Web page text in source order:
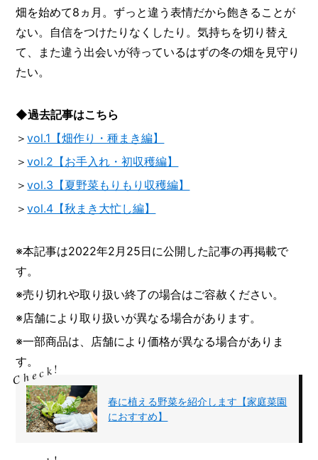
畑を始めて8ヵ月。ずっと違う表情だから飽きることが
ない。自信をつけたりなくしたり。気持ちを切り替え
て、また違う出会いが待っているはずの冬の畑を見守り
たい。
◆過去記事はこちら
＞vol.1【畑作り・種まき編】
＞vol.2【お手入れ・初収穫編】
＞vol.3【夏野菜もりもり収穫編】
＞vol.4【秋まき大忙し編】
※本記事は2022年2月25日に公開した記事の再掲載で
す。
※売り切れや取り扱い終了の場合はご容赦ください。
※店舗により取り扱いが異なる場合があります。
※一部商品は、店舗により価格が異なる場合がありま
す。
春に植える野菜を紹介します【家庭菜園
におすすめ】